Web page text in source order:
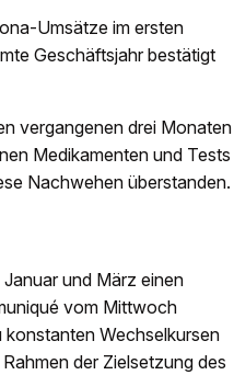
Umsätze im ersten
Geschäftsjahr bestätigt
vergangenen drei Monaten
Medikamenten und Tests
Nachwehen überstanden.
und März einen
vom Mittwoch
Wechselkursen
der Zielsetzung des